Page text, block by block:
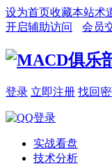
设为首页收藏本站术
开启辅助访问
会员
登录 立即注册 找回
实战看盘
技术分析